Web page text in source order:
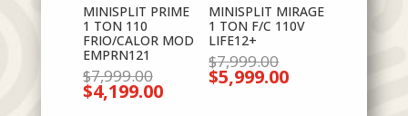
MINISPLIT PRIME
1 TON 110
FRIO/CALOR MOD
EMPRN121
$7,999.00El
precio
original
$4,199.00El
MINISPLIT MIRAGE
1 TON F/C 110V
LIFE12+
$7,999.00El
precio
original
$5,999.00El